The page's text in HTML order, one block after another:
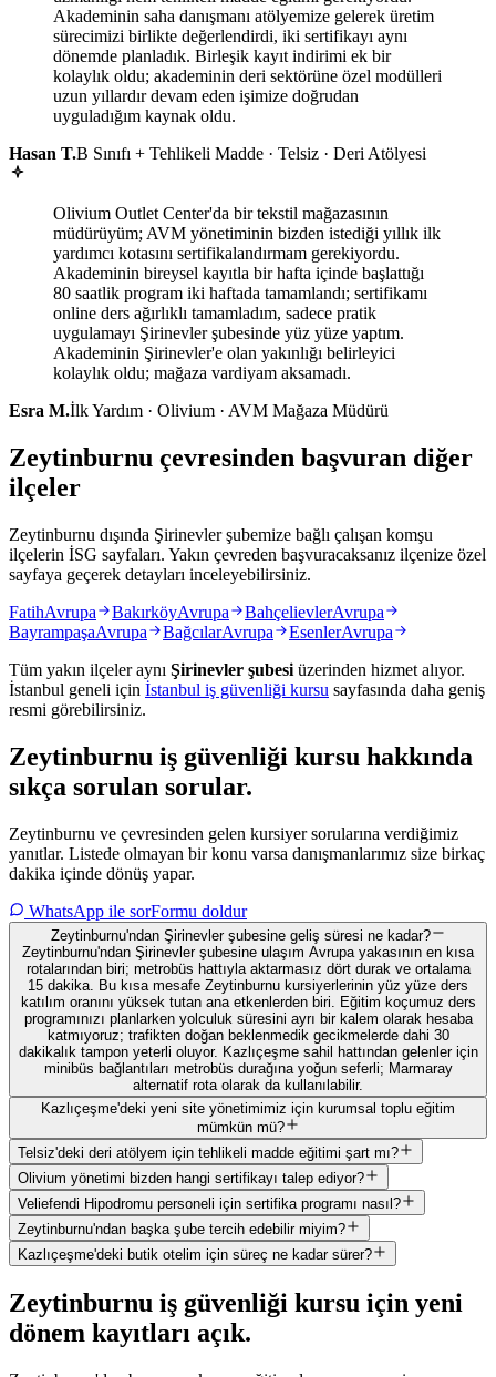
Akademinin saha danışmanı atölyemize gelerek üretim
sürecimizi birlikte değerlendirdi, iki sertifikayı aynı
dönemde planladık. Birleşik kayıt indirimi ek bir
kolaylık oldu; akademinin deri sektörüne özel modülleri
uzun yıllardır devam eden işimize doğrudan
uyguladığım kaynak oldu.
Hasan T.B Sınıfı + Tehlikeli Madde · Telsiz · Deri Atölyesi
Olivium Outlet Center'da bir tekstil mağazasının
müdürüyüm; AVM yönetiminin bizden istediği yıllık ilk
yardımcı kotasını sertifikalandırmam gerekiyordu.
Akademinin bireysel kayıtla bir hafta içinde başlattığı
80 saatlik program iki haftada tamamlandı; sertifikamı
online ders ağırlıklı tamamladım, sadece pratik
uygulamayı Şirinevler şubesinde yüz yüze yaptım.
Akademinin Şirinevler'e olan yakınlığı belirleyici
kolaylık oldu; mağaza vardiyam aksamadı.
Esra M.İlk Yardım · Olivium · AVM Mağaza Müdürü
Zeytinburnu çevresinden başvuran diğer
ilçeler
Zeytinburnu dışında Şirinevler şubemize bağlı çalışan komşu
ilçelerin İSG sayfaları. Yakın çevreden başvuracaksanız ilçenize özel
sayfaya geçerek detayları inceleyebilirsiniz.
FatihAvrupa BakırköyAvrupa BahçelievlerAvrupa
BayrampaşaAvrupa BağcılarAvrupa EsenlerAvrupa
Tüm yakın ilçeler aynı Şirinevler şubesi üzerinden hizmet alıyor.
İstanbul geneli için İstanbul iş güvenliği kursu sayfasında daha geniş
resmi görebilirsiniz.
Zeytinburnu iş güvenliği kursu hakkında
sıkça sorulan sorular.
Zeytinburnu ve çevresinden gelen kursiyer sorularına verdiğimiz
yanıtlar. Listede olmayan bir konu varsa danışmanlarımız size birkaç
dakika içinde dönüş yapar.
WhatsApp ile sorFormu doldur
Zeytinburnu'ndan Şirinevler şubesine geliş süresi ne kadar?
Zeytinburnu'ndan Şirinevler şubesine ulaşım Avrupa yakasının en kısa
rotalarından biri; metrobüs hattıyla aktarmasız dört durak ve ortalama
15 dakika. Bu kısa mesafe Zeytinburnu kursiyerlerinin yüz yüze ders
katılım oranını yüksek tutan ana etkenlerden biri. Eğitim koçumuz ders
programınızı planlarken yolculuk süresini ayrı bir kalem olarak hesaba
katmıyoruz; trafikten doğan beklenmedik gecikmelerde dahi 30
dakikalık tampon yeterli oluyor. Kazlıçeşme sahil hattından gelenler için
minibüs bağlantıları metrobüs durağına yoğun seferli; Marmaray
alternatif rota olarak da kullanılabilir.
Kazlıçeşme'deki yeni site yönetimimiz için kurumsal toplu eğitim
mümkün mü?
Telsiz'deki deri atölyem için tehlikeli madde eğitimi şart mı?
Olivium yönetimi bizden hangi sertifikayı talep ediyor?
Veliefendi Hipodromu personeli için sertifika programı nasıl?
Zeytinburnu'ndan başka şube tercih edebilir miyim?
Kazlıçeşme'deki butik otelim için süreç ne kadar sürer?
Zeytinburnu iş güvenliği kursu için yeni
dönem kayıtları açık.